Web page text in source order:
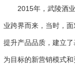
2015年，武陵酒
业跨界而来，当时，面
提升产品品质，建立
为目标的新营销模式